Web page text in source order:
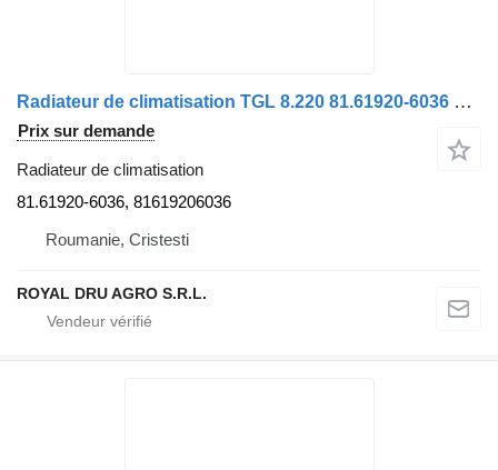
Radiateur de climatisation TGL 8.220 81.61920-6036 pour camion MAN
Prix sur demande
Radiateur de climatisation
81.61920-6036, 81619206036
Roumanie, Cristesti
ROYAL DRU AGRO S.R.L.